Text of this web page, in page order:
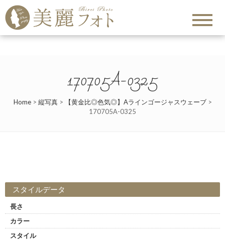
170705A-0325
Home> 縦写真> 【黄金比◎色気◎】Aラインゴージャスウェーブ>
170705A-0325
スタイルデータ
長さ
カラー
スタイル